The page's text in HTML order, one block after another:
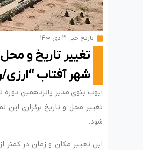
تاریخ خبر: ۲۱ دی ۱۴۰۰
تغییر تاریخ و
شهر آفتاب “ارزی/
ایوب بنوی مدیر پانزدهمین دوره
شود.
این تغییر مکان و زمان در کمتر